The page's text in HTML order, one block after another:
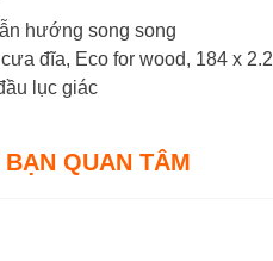
hướng song song
đĩa, Eco for wood, 184 x
lục giác
BẠN QUAN TÂM